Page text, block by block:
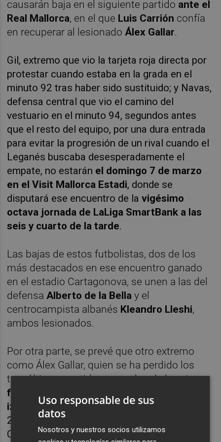
causarán baja en el siguiente partido ante el
Real Mallorca, en el que Luis Carrión confía
en recuperar al lesionadoÁlex Gallar.
Gil, extremo que vio la tarjeta roja directa por
protestar cuando estaba en la grada en el
minuto 92 tras haber sido sustituido; y Navas,
defensa central que vio el camino del
vestuario en el minuto 94, segundos antes
que el resto del equipo, por una dura entrada
para evitar la progresión de un rival cuando el
Leganés buscaba desesperadamente el
empate, no estarán el domingo 7 de marzo
en el Visit Mallorca Estadi, donde se
disputará ese encuentro de lavigésimo
octava jornada de LaLiga SmartBank a las
seis y cuarto de la tarde.
Las bajas de estos futbolistas, dos de los
más destacados en ese encuentro ganado
en el estadio Cartagonova, se unen a las del
defensaAlberto de la Bella y el
centrocampista albanés Kleandro Lleshi,
ambos lesionados.
Por otra parte, se prevé que otro extremo
como Álex Gallar, quien se ha perdido los
tres últimos partidos por culpa de la rotura
fibrilar en el bíceps femoral de la pierna
izquierdaque sufrió en el partido ganado por
2-0 ante el Real Oviedo en el estadio
Cartagonova, sí esté disponible.
Uso responsable de sus
datos
Nosotros y nuestros socios utilizamos